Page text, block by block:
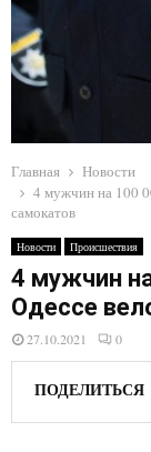
A
Y
M
E
N
U
Главная
Новости
4 мужчин на 100
самокатов
Новости Происшествия
4 мужчин
Одессе
27.10.2021 0
ПОДЕЛИТЬСЯ